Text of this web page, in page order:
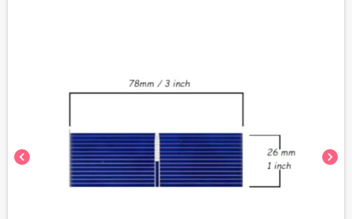
chevron_left chevron_right